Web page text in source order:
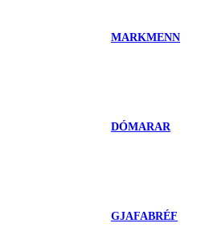
MARKMENN
DÓMARAR
GJAFABRÉF